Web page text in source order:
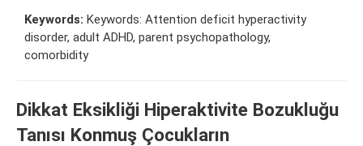
Keywords: Keywords: Attention deficit hyperactivity
disorder, adult ADHD, parent psychopathology,
comorbidity
Dikkat Eksikliği Hiperaktivite Bozukluğu
Tanısı Konmuş Çocukların